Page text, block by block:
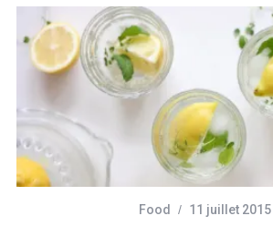
Food 11 juillet 2015